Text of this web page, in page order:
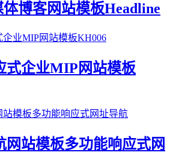
体博客网站模板Headline
式企业MIP网站模板
网站模板多功能响应式网